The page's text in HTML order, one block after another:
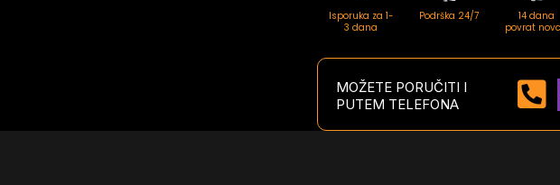
Isporuka za 1-
3 dana
Podrška 24/7
14 dana
povrat
MOŽETE PORUČITI I
PUTEM TELEFONA